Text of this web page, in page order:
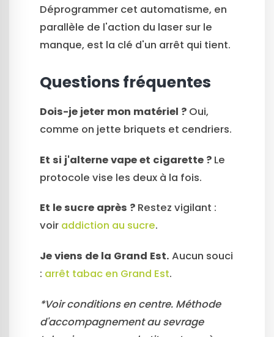
Déprogrammer cet automatisme, en
parallèle de l'action du laser sur le
manque, est la clé d'un arrêt qui tient.
Questions fréquentes
Dois-je jeter mon matériel ? Oui,
comme on jette briquets et cendriers.
Et si j'alterne vape et cigarette ? Le
protocole vise les deux à la fois.
Et le sucre après ? Restez vigilant :
voir addiction au sucre.
Je viens de la Grand Est. Aucun souci
: arrêt tabac en Grand Est.
*Voir conditions en centre. Méthode
d'accompagnement au sevrage